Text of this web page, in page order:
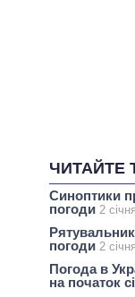
ЧИТАЙТЕ
Синоптики
погоди 2
погоди 2
Погода в
на початок